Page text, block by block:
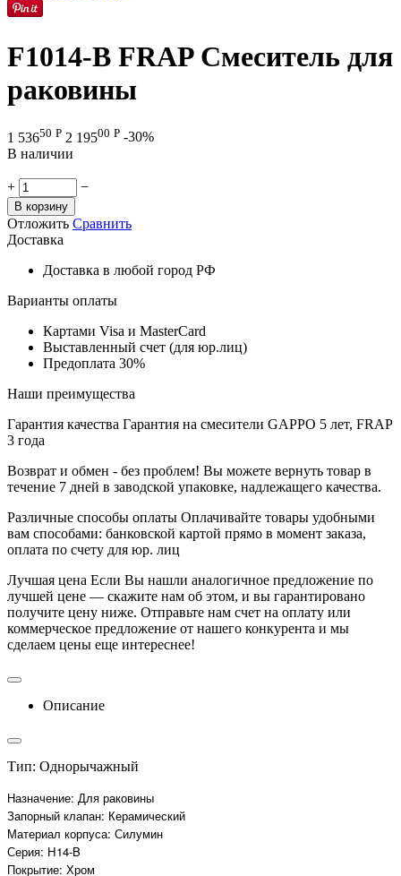
F1014-B FRAP Смеситель для
раковины
1 53650 Р 2 19500 Р -30%
В наличии
+ −
В корзину
Отложить Сравнить
Доставка
Доставка в любой город РФ
Варианты оплаты
Картами Visa и MasterCard
Выставленный счет (для юр.лиц)
Предоплата 30%
Наши преимущества
Гарантия качества Гарантия на смесители GAPPO 5 лет, FRAP
3 года
Возврат и обмен - без проблем! Вы можете вернуть товар в
течение 7 дней в заводской упаковке, надлежащего качества.
Различные способы оплаты Оплачивайте товары удобными
вам способами: банковской картой прямо в момент заказа,
оплата по счету для юр. лиц
Лучшая цена Если Вы нашли аналогичное предложение по
лучшей цене — скажите нам об этом, и вы гарантировано
получите цену ниже. Отправьте нам счет на оплату или
коммерческое предложение от нашего конкурента и мы
сделаем цены еще интереснее!
Описание
Тип: Однорычажный
Назначение: Для раковины
Запорный клапан: Керамический
Материал корпуса: Силумин
Серия: H14-B
Покрытие: Хром